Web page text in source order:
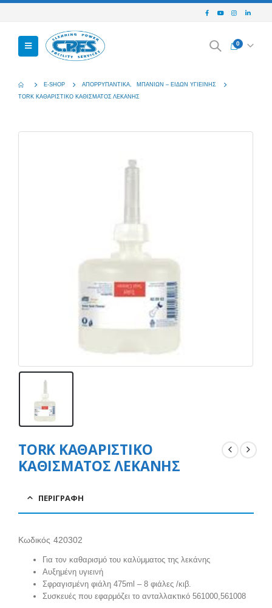
0
E-SHOP ΑΠΟΡΡΥΠΑΝΤΙΚΆ
ΜΠΆΝΙΩΝ – ΕΙΔΏΝ ΥΓΙΕΙΝΉΣ
TORK ΚΑΘΑΡΙΣΤΙΚΟ ΚΑΘΙΣΜΑΤΟΣ ΛΕΚΑΝΗΣ
TORK ΚΑΘΑΡΙΣΤΙΚΟ
ΚΑΘΙΣΜΑΤΟΣ ΛΕΚΑΝΗΣ
ΠΕΡΙΓΡΑΦΉ
Κωδικός 420302
Για τον καθαρισμό του καλύμματος της λεκάνης
Αυξημένη υγιεινή
Σφραγισμένη φιάλη 475ml – 8 φιάλες /κιβ.
Συσκευές που εφαρμόζει το ανταλλακτικό 561000,561008